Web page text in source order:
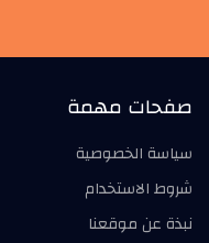
صفحات مهمة
سياسة الخصوصية
شروط الاستخدام
نبذة عن موقعنا